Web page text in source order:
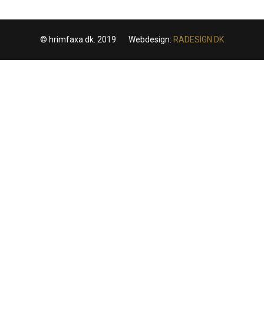
© hrimfaxa.dk. 2019 Webdesign: RADESIGN.DK